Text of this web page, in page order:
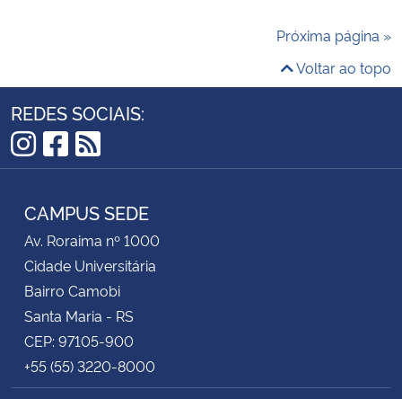
Próxima página »
Voltar ao topo
REDES SOCIAIS:
Instagram
Facebook
RSS
CAMPUS SEDE
Av. Roraima nº 1000
Cidade Universitária
Bairro Camobi
Santa Maria - RS
CEP: 97105-900
+55 (55) 3220-8000